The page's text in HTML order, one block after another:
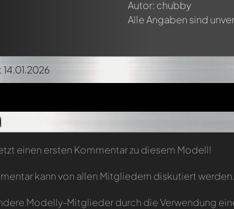
Autor: chubby
Alle Angaben sind
14.01.2026
einen ersten Kommentar zu diesem Modell!
kann von allen Mitgliedern diskutiert
Modelly-Mitglieder durch die Verwendung